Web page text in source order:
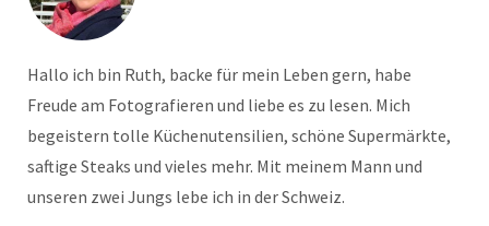
Hallo ich bin Ruth, backe für mein Leben gern, habe
Freude am Fotografieren und liebe es zu lesen. Mich
begeistern tolle Küchenutensilien, schöne Supermärkte,
saftige Steaks und vieles mehr. Mit meinem Mann und
unseren zwei Jungs lebe ich in der Schweiz.